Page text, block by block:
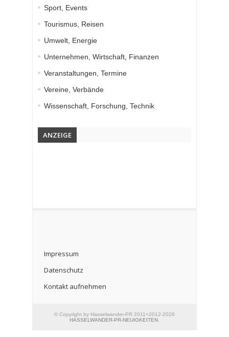
Sport, Events
Tourismus, Reisen
Umwelt, Energie
Unternehmen, Wirtschaft, Finanzen
Veranstaltungen, Termine
Vereine, Verbände
Wissenschaft, Forschung, Technik
ANZEIGE
Impressum
Datenschutz
Kontakt aufnehmen
© Copyright by Hasselwander-PR 2011+2012-2026
HASSELWANDER-PR-NEUIGKEITEN.